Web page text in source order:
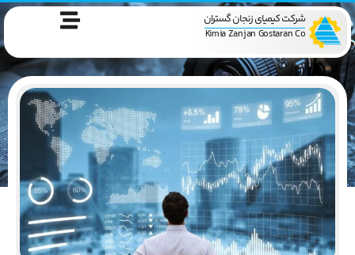
شرکت کیمیای زنجان گستران
Kimia Zanjan Gostaran Co